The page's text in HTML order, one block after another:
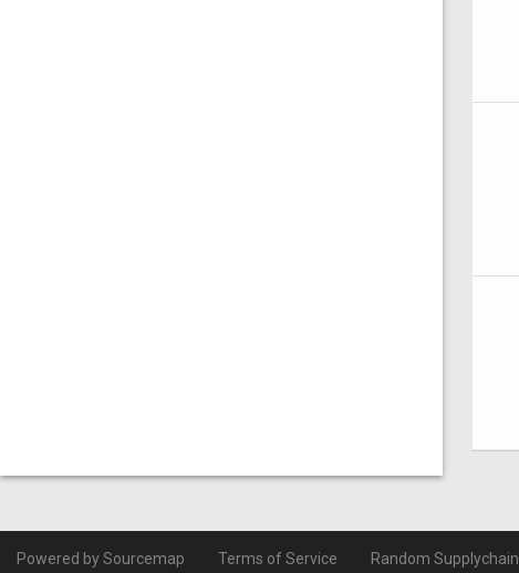
Powered by Sourcemap Terms of Service Random Supplychain